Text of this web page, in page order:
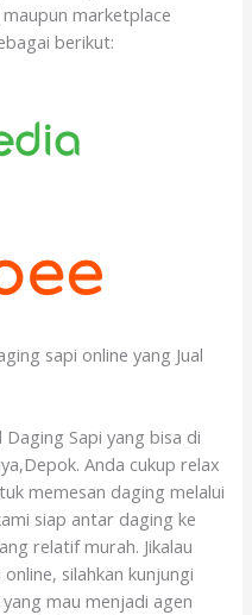
marketplace
berikut:
sapi online yang Jual
Sapi yang bisa di
Anda cukup relax
memesan daging melalui
siap antar daging ke
relatif murah. Jikalau
silahkan kunjungi
mau menjadi agen